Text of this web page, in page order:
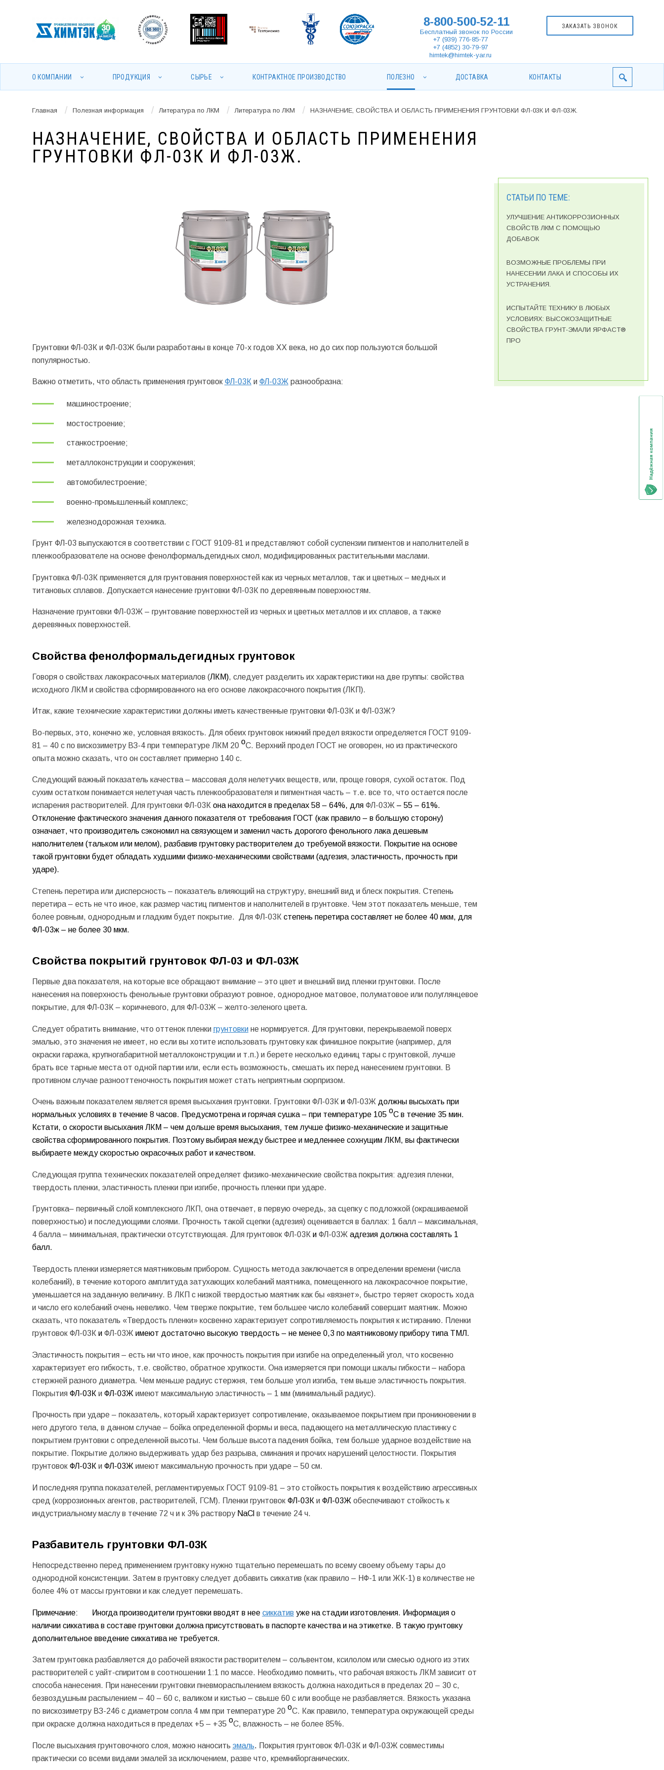
8-800-500-52-11
Бесплатный звонок по России
+7 (939) 776-85-77
+7 (4852) 30-79-97
himtek@himtek-yar.ru
ЗАКАЗАТЬ ЗВОНОК
О КОМПАНИИ ПРОДУКЦИЯ СЫРЬЕ КОНТРАКТНОЕ ПРОИЗВОДСТВО ПОЛЕЗНО ДОСТАВКА КОНТАКТЫ
Главная / Полезная информация / Литература по ЛКМ / Литература по ЛКМ / НАЗНАЧЕНИЕ, СВОЙСТВА И ОБЛАСТЬ ПРИМЕНЕНИЯ ГРУНТОВКИ ФЛ-03К И ФЛ-03Ж.
НАЗНАЧЕНИЕ, СВОЙСТВА И ОБЛАСТЬ ПРИМЕНЕНИЯ
ГРУНТОВКИ ФЛ-03К И ФЛ-03Ж.
Грунтовки ФЛ-03К и ФЛ-03Ж были разработаны в конце 70-х годов ХХ века, но до сих пор пользуются большой
популярностью.
Важно отметить, что область применения грунтовок ФЛ-03К и ФЛ-03Ж разнообразна:
машиностроение;
мостостроение;
станкостроение;
металлоконструкции и сооружения;
автомобилестроение;
военно-промышленный комплекс;
железнодорожная техника.
Грунт ФЛ-03 выпускаются в соответствии с ГОСТ 9109-81 и представляют собой суспензии пигментов и наполнителей в
пленкообразователе на основе фенолформальдегидных смол, модифицированных растительными маслами.
Грунтовка ФЛ-03К применяется для грунтования поверхностей как из черных металлов, так и цветных – медных и
титановых сплавов. Допускается нанесение грунтовки ФЛ-03К по деревянным поверхностям.
Назначение грунтовки ФЛ-03Ж – грунтование поверхностей из черных и цветных металлов и их сплавов, а также
деревянных поверхностей.
Свойства фенолформальдегидных грунтовок
Говоря о свойствах лакокрасочных материалов (ЛКМ), следует разделить их характеристики на две группы: свойства
исходного ЛКМ и свойства сформированного на его основе лакокрасочного покрытия (ЛКП).
Итак, какие технические характеристики должны иметь качественные грунтовки ФЛ-03К и ФЛ-03Ж?
Во-первых, это, конечно же, условная вязкость. Для обеих грунтовок нижний предел вязкости определяется ГОСТ 9109-
81 – 40 с по вискозиметру ВЗ-4 при температуре ЛКМ 20 оС. Верхний продел ГОСТ не оговорен, но из практического
опыта можно сказать, что он составляет примерно 140 с.
Следующий важный показатель качества – массовая доля нелетучих веществ, или, проще говоря, сухой остаток. Под
сухим остатком понимается нелетучая часть пленкообразователя и пигментная часть – т.е. все то, что остается после
испарения растворителей. Для грунтовки ФЛ-03К она находится в пределах 58 – 64%, для ФЛ-03Ж – 55 – 61%.
Отклонение фактического значения данного показателя от требования ГОСТ (как правило – в большую сторону)
означает, что производитель сэкономил на связующем и заменил часть дорогого фенольного лака дешевым
наполнителем (тальком или мелом), разбавив грунтовку растворителем до требуемой вязкости. Покрытие на основе
такой грунтовки будет обладать худшими физико-механическими свойствами (адгезия, эластичность, прочность при
ударе).
Степень перетира или дисперсность – показатель влияющий на структуру, внешний вид и блеск покрытия. Степень
перетира – есть не что иное, как размер частиц пигментов и наполнителей в грунтовке. Чем этот показатель меньше, тем
более ровным, однородным и гладким будет покрытие. Для ФЛ-03К степень перетира составляет не более 40 мкм, для
ФЛ-03ж – не более 30 мкм.
Свойства покрытий грунтовок ФЛ-03 и ФЛ-03Ж
Первые два показателя, на которые все обращают внимание – это цвет и внешний вид пленки грунтовки. После
нанесения на поверхность фенольные грунтовки образуют ровное, однородное матовое, полуматовое или полуглянцевое
покрытие, для ФЛ-03К – коричневого, для ФЛ-03Ж – желто-зеленого цвета.
Следует обратить внимание, что оттенок пленки грунтовкине нормируется. Для грунтовки, перекрываемой поверх
эмалью, это значения не имеет, но если вы хотите использовать грунтовку как финишное покрытие (например, для
окраски гаража, крупногабаритной металлоконструкции и т.п.) и берете несколько единиц тары с грунтовкой, лучше
брать все тарные места от одной партии или, если есть возможность, смешать их перед нанесением грунтовки. В
противном случае разнооттеночность покрытия может стать неприятным сюрпризом.
Очень важным показателем является время высыхания грунтовки. Грунтовки ФЛ-03К и ФЛ-03Ж должны высыхать при
нормальных условиях в течение 8 часов. Предусмотрена и горячая сушка – при температуре 105 оС в течение 35 мин.
Кстати, о скорости высыхания ЛКМ – чем дольше время высыхания, тем лучше физико-механические и защитные
свойства сформированного покрытия. Поэтому выбирая между быстрее и медленнее сохнущим ЛКМ, вы фактически
выбираете между скоростью окрасочных работ и качеством.
Следующая группа технических показателей определяет физико-механические свойства покрытия: адгезия пленки,
твердость пленки, эластичность пленки при изгибе, прочность пленки при ударе.
Грунтовка– первичный слой комплексного ЛКП, она отвечает, в первую очередь, за сцепку с подложкой (окрашиваемой
поверхностью) и последующими слоями. Прочность такой сцепки (адгезия) оценивается в баллах: 1 балл – максимальная,
4 балла – минимальная, практически отсутствующая. Для грунтовок ФЛ-03Ки ФЛ-03Ж адгезия должна составлять 1
балл.
Твердость пленки измеряется маятниковым прибором. Сущность метода заключается в определении времени (числа
колебаний), в течение которого амплитуда затухающих колебаний маятника, помещенного на лакокрасочное покрытие,
уменьшается на заданную величину. В ЛКП с низкой твердостью маятник как бы «вязнет», быстро теряет скорость хода
и число его колебаний очень невелико. Чем тверже покрытие, тем большее число колебаний совершит маятник. Можно
сказать, что показатель «Твердость пленки» косвенно характеризует сопротивляемость покрытия к истиранию. Пленки
грунтовок ФЛ-03К и ФЛ-03Ж имеют достаточно высокую твердость – не менее 0,3 по маятниковому прибору типа ТМЛ.
Эластичность покрытия – есть ни что иное, как прочность покрытия при изгибе на определенный угол, что косвенно
характеризует его гибкость, т.е. свойство, обратное хрупкости. Она измеряется при помощи шкалы гибкости – набора
стержней разного диаметра. Чем меньше радиус стержня, тем больше угол изгиба, тем выше эластичность покрытия.
Покрытия ФЛ-03К и ФЛ-03Ж имеют максимальную эластичность – 1 мм (минимальный радиус).
Прочность при ударе – показатель, который характеризует сопротивление, оказываемое покрытием при проникновении в
него другого тела, в данном случае – бойка определенной формы и веса, падающего на металлическую пластинку с
покрытием грунтовки с определенной высоты. Чем больше высота падения бойка, тем больше ударное воздействие на
покрытие. Покрытие должно выдерживать удар без разрыва, сминания и прочих нарушений целостности. Покрытия
грунтовок ФЛ-03К и ФЛ-03Ж имеют максимальную прочность при ударе – 50 см.
И последняя группа показателей, регламентируемых ГОСТ 9109-81 – это стойкость покрытия к воздействию агрессивных
сред (коррозионных агентов, растворителей, ГСМ). Пленки грунтовок ФЛ-03К и ФЛ-03Ж обеспечивают стойкость к
индустриальному маслу в течение 72 ч и к 3% раствору NaCl в течение 24 ч.
Разбавитель грунтовки ФЛ-03К
Непосредственно перед применением грунтовку нужно тщательно перемешать по всему своему объему тары до
однородной консистенции. Затем в грунтовку следует добавить сиккатив (как правило – НФ-1 или ЖК-1) в количестве не
более 4% от массы грунтовки и как следует перемешать.
Примечание: Иногда производители грунтовки вводят в нее сиккатив уже на стадии изготовления. Информация о
наличии сиккатива в составе грунтовки должна присутствовать в паспорте качества и на этикетке. В такую грунтовку
дополнительное введение сиккатива не требуется.
Затем грунтовка разбавляется до рабочей вязкости растворителем – сольвентом, ксилолом или смесью одного из этих
растворителей с уайт-спиритом в соотношении 1:1 по массе. Необходимо помнить, что рабочая вязкость ЛКМ зависит от
способа нанесения. При нанесении грунтовки пневмораспылением вязкость должна находиться в пределах 20 – 30 с,
безвоздушным распылением – 40 – 60 с, валиком и кистью – свыше 60 с или вообще не разбавляется. Вязкость указана
по вискозиметру ВЗ-246 с диаметром сопла 4 мм при температуре 20 оС. Как правило, температура окружающей среды
при окраске должна находиться в пределах +5 – +35 оС, влажность – не более 85%.
После высыхания грунтовочного слоя, можно наносить эмаль. Покрытия грунтовок ФЛ-03К и ФЛ-03Ж совместимы
практически со всеми видами эмалей за исключением, разве что, кремнийорганических.
СТАТЬИ ПО ТЕМЕ:
УЛУЧШЕНИЕ АНТИКОРРОЗИОННЫХ
СВОЙСТВ ЛКМ С ПОМОЩЬЮ
ДОБАВОК
ВОЗМОЖНЫЕ ПРОБЛЕМЫ ПРИ
НАНЕСЕНИИ ЛАКА И СПОСОБЫ ИХ
УСТРАНЕНИЯ.
ИСПЫТАЙТЕ ТЕХНИКУ В ЛЮБЫХ
УСЛОВИЯХ: ВЫСОКОЗАЩИТНЫЕ
СВОЙСТВА ГРУНТ-ЭМАЛИ ЯРФАСТ®
ПРО